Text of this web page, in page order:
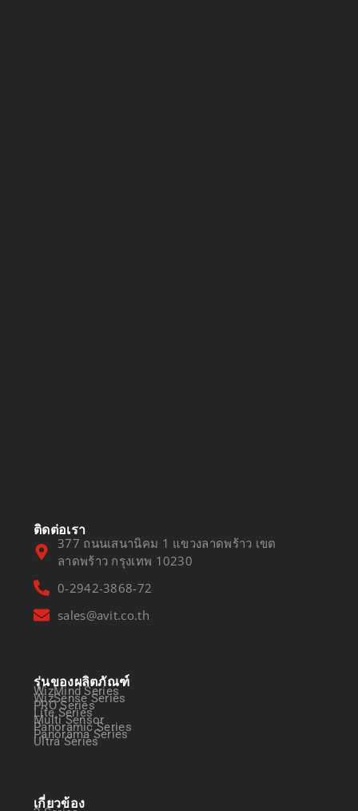
ติดต่อเรา
377 ถนนเสนานิคม 1 แขวงลาดพร้าว เขต
ลาดพร้าว กรุงเทพ 10230
0-2942-3868-72
sales@avit.co.th
รุ่นของผลิตภัณฑ์
WizMind Series
WizSense Series
PRO Series
Lite Series
Multi Sensor
Panoramic Series
Panorama Series
Ultra Series
เกี่ยวข้อง